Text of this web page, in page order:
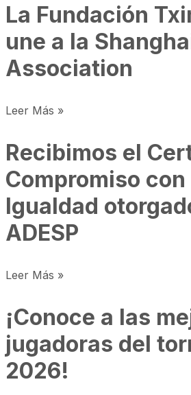
La Fundación
une a la
Association
Leer Más »
Recibimos el
Compromiso con
Igualdad
ADESP
Leer Más »
¡Conoce a las
jugadoras del
2026!